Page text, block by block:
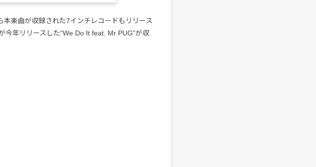
本楽曲が収録された7インチレコードもリリース
今年リリースした“We Do It feat. Mr PUG”が収